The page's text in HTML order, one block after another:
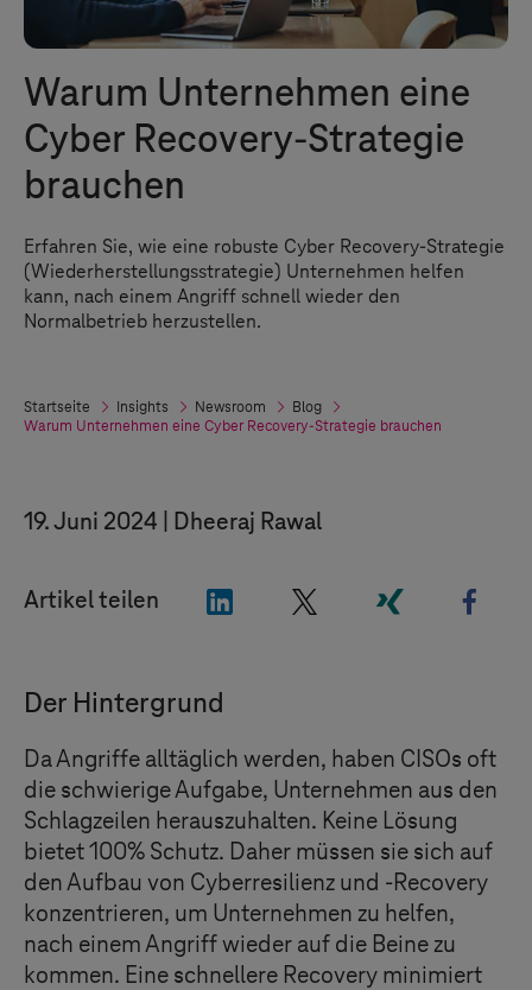
Warum Unternehmen eine
Cyber Recovery-Strategie
brauchen
Erfahren Sie, wie eine robuste Cyber Recovery-Strategie
(Wiederherstellungsstrategie) Unternehmen helfen
kann, nach einem Angriff schnell wieder den
Normalbetrieb herzustellen.
Startseite Insights Newsroom
Blog
Warum Unternehmen eine Cyber Recovery-Strategie brauchen
19. Juni 2024 Dheeraj Rawal
Artikel teilen "LinkedIn" "Xing"
Der Hintergrund
Da Angriffe alltäglich werden, haben CISOs oft
die schwierige Aufgabe, Unternehmen aus den
Schlagzeilen herauszuhalten. Keine Lösung
bietet 100% Schutz. Daher müssen sie sich auf
den Aufbau von Cyberresilienz und -Recovery
konzentrieren, um Unternehmen zu helfen,
nach einem Angriff wieder auf die Beine zu
kommen. Eine schnellere Recovery minimiert